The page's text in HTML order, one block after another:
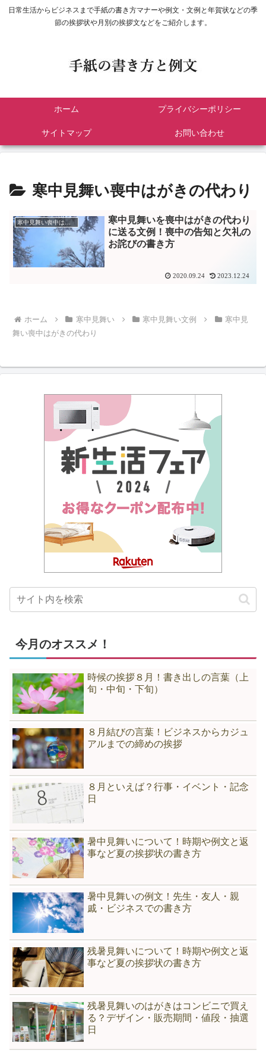
日常生活からビジネスまで手紙の書き方マナーや例文・文例と年賀状などの季
節の挨拶状や月別の挨拶文などをご紹介します。
ホーム プライバシーポリシー
サイトマップ お問い合わせ
寒中見舞い喪中はがきの代わり
寒中見舞い喪中はがきの代わり
寒中見舞いを喪中はがきの代わり
に送る文例！喪中の告知と欠礼の
お詫びの書き方
2020.09.24 2023.12.24
ホーム 寒中見舞い 寒中見舞い文例
寒中見
舞い喪中はがきの代わり
今月のオススメ！
時候の挨拶８月！書き出しの言葉（上
旬・中旬・下旬）
８月結びの言葉！ビジネスからカジュ
アルまでの締めの挨拶
８月といえば？行事・イベント・記念
日
暑中見舞いについて！時期や例文と返
事など夏の挨拶状の書き方
暑中見舞いの例文！先生・友人・親
戚・ビジネスでの書き方
残暑見舞いについて！時期や例文と返
事など夏の挨拶状の書き方
残暑見舞いのはがきはコンビニで買え
る？デザイン・販売期間・値段・抽選
日